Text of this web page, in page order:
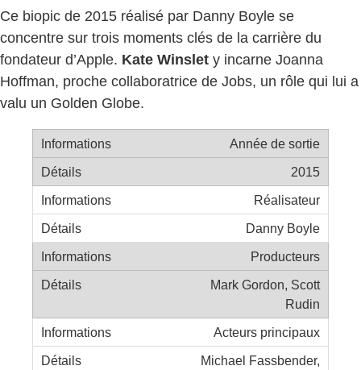
Ce biopic de 2015 réalisé par Danny Boyle se
concentre sur trois moments clés de la carrière du
fondateur d’Apple. Kate Winslet y incarne Joanna
Hoffman, proche collaboratrice de Jobs, un rôle qui lui a
valu un Golden Globe.
Année de sortie
2015
Réalisateur
Danny Boyle
Producteurs
Mark Gordon, Scott
Rudin
Acteurs principaux
Michael Fassbender,